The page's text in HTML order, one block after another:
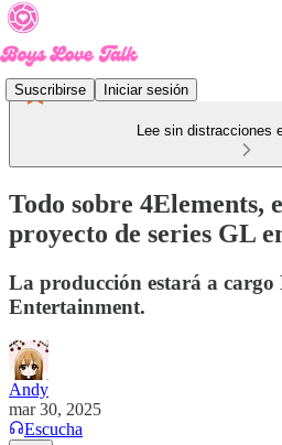
Suscribirse Iniciar sesión
Lee sin distracciones
Todo sobre 4Elements,
proyecto de series GL
La producción estará a
Entertainment.
Andy
mar 30, 2025
Escucha